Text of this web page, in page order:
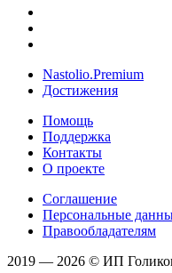
Nastolio.Premium
Достижения
Помощь
Поддержка
Контакты
О проекте
Соглашение
Персональные
Правообладателям
2019 — 2026 © ИП